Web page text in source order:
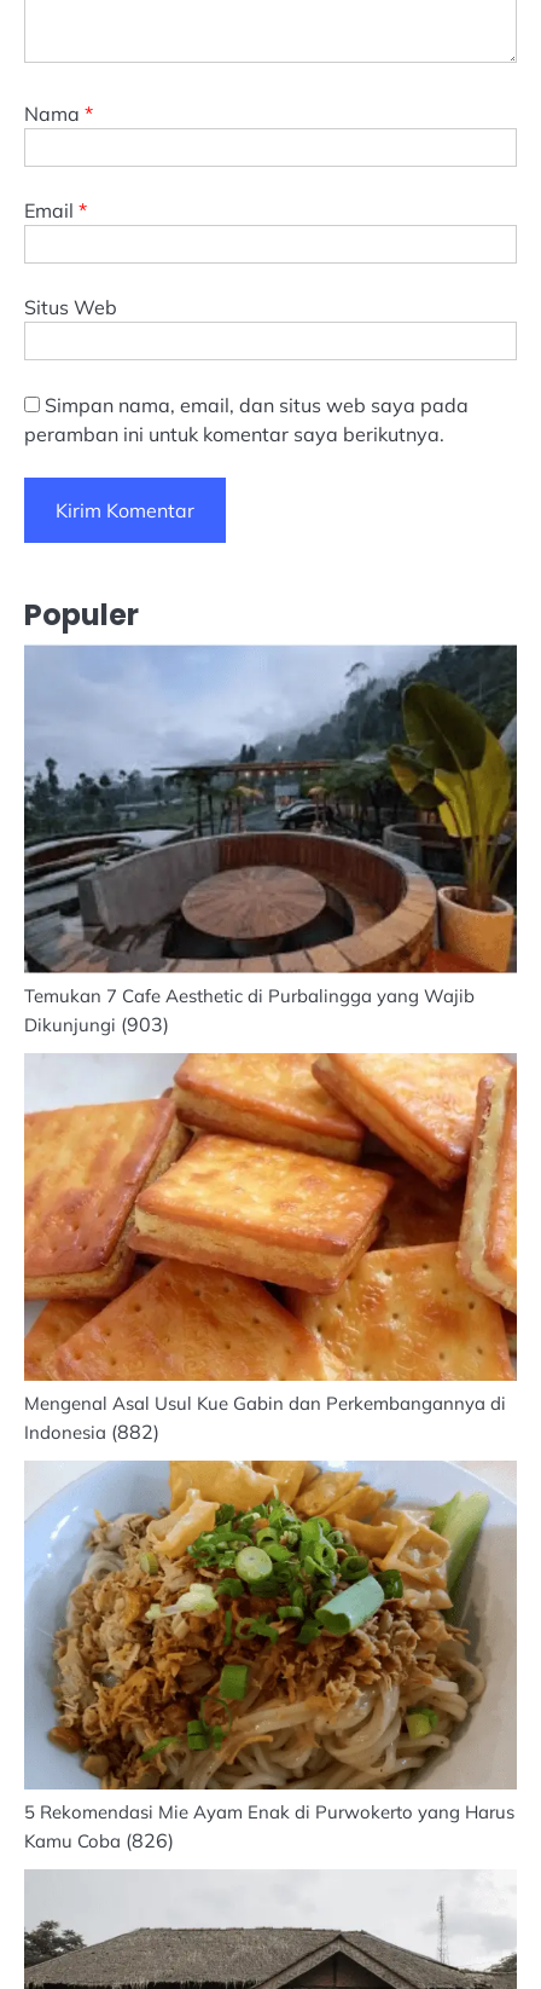
Nama *
Email *
Situs Web
Simpan nama, email, dan situs web saya pada
peramban ini untuk komentar saya berikutnya.
Populer
Temukan 7 Cafe Aesthetic di Purbalingga yang Wajib
Dikunjungi (903)
Mengenal Asal Usul Kue Gabin dan Perkembangannya di
Indonesia (882)
5 Rekomendasi Mie Ayam Enak di Purwokerto yang Harus
Kamu Coba (826)